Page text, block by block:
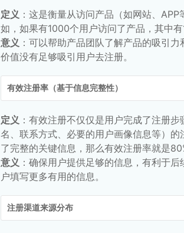
定义 ：这是衡量从访问产品（如网站、
如，如果有1000个用户访问了产品，其中
意义 ：可以帮助产品团队了解产品的吸引
价值没有足够吸引用户去注册。
有效注册率（基于信息完整性）
定义 ：有效注册不仅仅是用户完成了注册
名、联系方式、必要的用户画像信息等）
了完整的关键信息，那么有效注册率就是
意义 ：确保用户提供足够的信息，有利于
户填写更多有用的信息。
注册渠道来源分布